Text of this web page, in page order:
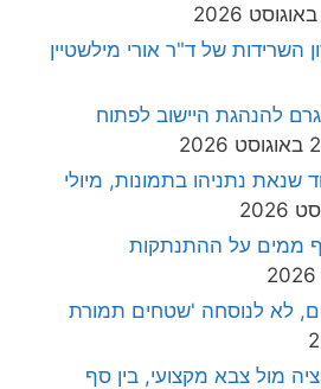
השרידות של ד"ר אורי מילשטיין
להנהגת היישוב לפתוח
2 באוגוסט 2026
שנאת נתניהו בתמונות, מיולי
ממים על ההתנתקות
לא לנוסחה 'שטחים תמורת
מול צבא מקצועי, בין סף